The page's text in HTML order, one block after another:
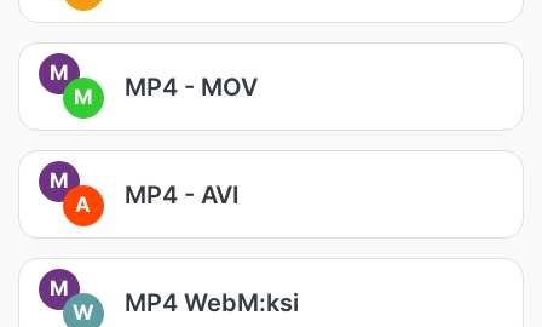
M
M
MP4 - MOV
M
A
MP4 - AVI
M
W
MP4 WebM:ksi